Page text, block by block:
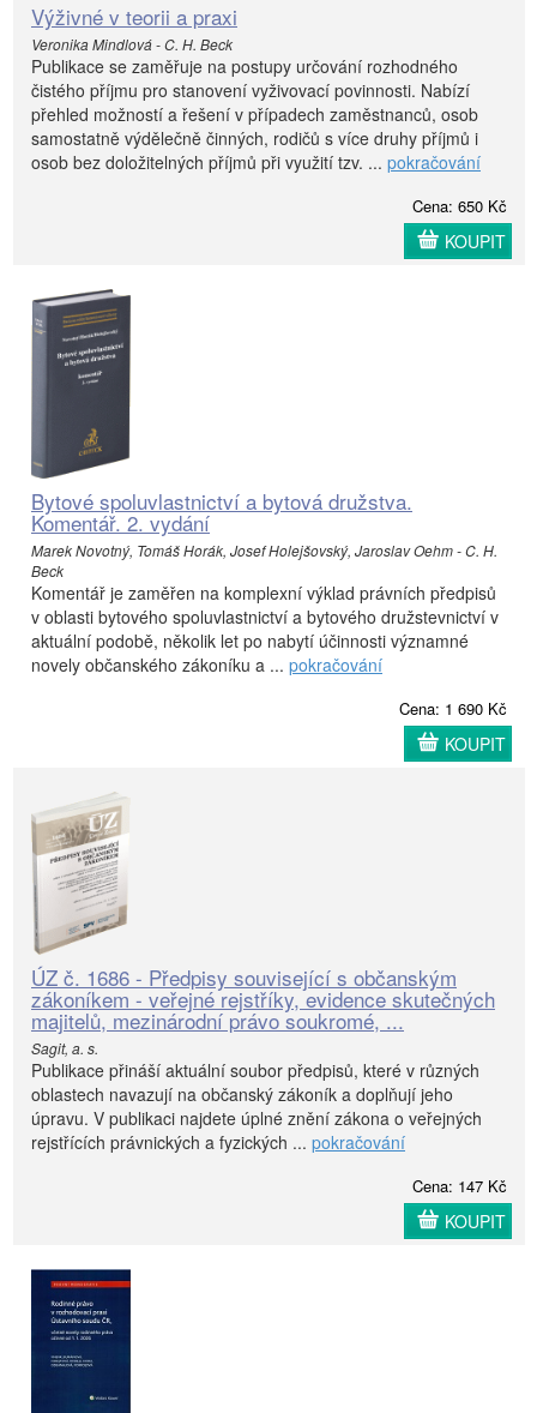
Výživné v teorii a praxi
Veronika Mindlová - C. H. Beck
Publikace se zaměřuje na postupy určování rozhodného
čistého příjmu pro stanovení vyživovací povinnosti. Nabízí
přehled možností a řešení v případech zaměstnanců, osob
samostatně výdělečně činných, rodičů s více druhy příjmů i
osob bez doložitelných příjmů při využití tzv. ... pokračování
Cena: 650 Kč
KOUPIT
Bytové spoluvlastnictví a bytová družstva.
Komentář. 2. vydání
Marek Novotný, Tomáš Horák, Josef Holejšovský, Jaroslav Oehm - C. H.
Beck
Komentář je zaměřen na komplexní výklad právních předpisů
v oblasti bytového spoluvlastnictví a bytového družstevnictví v
aktuální podobě, několik let po nabytí účinnosti významné
novely občanského zákoníku a ... pokračování
Cena: 1 690 Kč
KOUPIT
ÚZ č. 1686 - Předpisy související s občanským
zákoníkem - veřejné rejstříky, evidence skutečných
majitelů, mezinárodní právo soukromé, ...
Sagit, a. s.
Publikace přináší aktuální soubor předpisů, které v různých
oblastech navazují na občanský zákoník a doplňují jeho
úpravu. V publikaci najdete úplné znění zákona o veřejných
rejstřících právnických a fyzických ... pokračování
Cena: 147 Kč
KOUPIT